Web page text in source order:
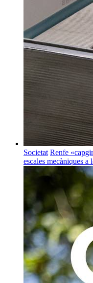
Societat Renfe
escales mecàniques a